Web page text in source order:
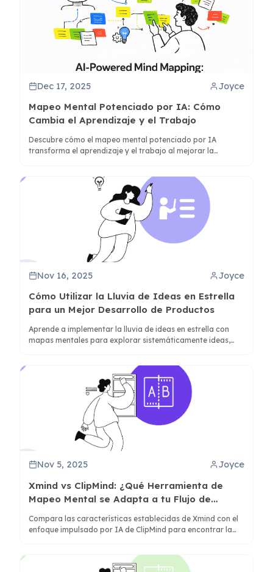
Dec 17, 2025 Joyce
Mapeo Mental Potenciado por IA: Cómo
Cambia el Aprendizaje y el Trabajo
Descubre cómo el mapeo mental potenciado por IA
transforma el aprendizaje y el trabajo al mejorar la
mejor gestión del conocimiento.
Nov 16, 2025 Joyce
Cómo Utilizar la Lluvia de Ideas en Estrella
para un Mejor Desarrollo de Productos
Aprende a implementar la lluvia de ideas en estrella con
mapas mentales para explorar sistemáticamente ideas,
Nov 5, 2025 Joyce
Xmind vs ClipMind: ¿Qué Herramienta de
Mapeo Mental se Adapta a tu Flujo de
Compara las características establecidas de Xmind con el
enfoque impulsado por IA de ClipMind para encontrar la